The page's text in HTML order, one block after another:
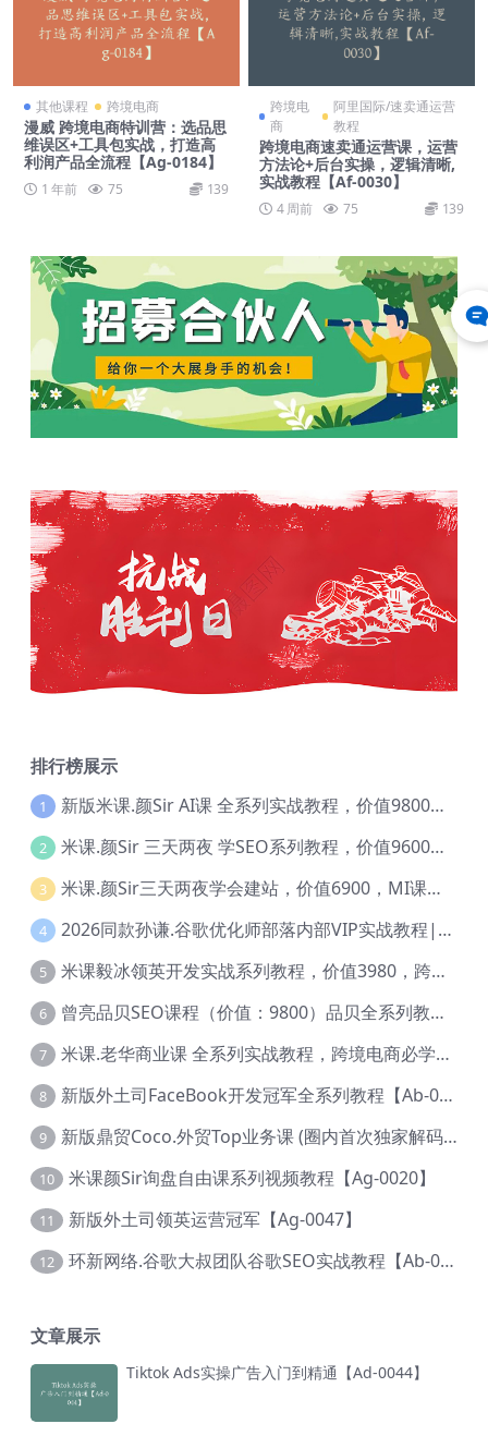
其他课程 跨境电商
漫威 跨境电商特训营：选品思
维误区+工具包实战，打造高
利润产品全流程【Ag-0184】
1 年前 75 139
跨境电
商
阿里国际/速卖通运营
教程
跨境电商速卖通运营课，​运营
方法论+后台实操，逻辑清晰,
实战教程【Af-0030】
4 周前 75 139
排行榜展示
1 新版米课.颜Sir AI课 全系列实战教程，价值9800，跨境首选！【Ag-0052】
2 米课.颜Sir 三天两夜 学SEO系列教程，价值9600元，跨境人都在学 【Ag-0056】
3 米课.颜Sir三天两夜学会建站，价值6900，MI课甄选课程 【Ag-0055】
4 2026同款孙谦.谷歌优化师部落内部VIP实战教程|价值4999元全网独家解码（官方报名版本）【@034】
5 米课毅冰领英开发实战系列教程，价值3980，跨境必选【Ag-0049】
6 曾亮品贝SEO课程（价值：9800）品贝全系列教程 【Ab-0022】
7 米课.老华商业课 全系列实战教程，跨境电商必学，价值16900元【Ag-0053】
8 新版外土司FaceBook开发冠军全系列教程【Ab-0021】
9 新版鼎贸Coco.外贸Top业务课 (圈内首次独家解码|460节课)【Ag-0091】
10 米课颜Sir询盘自由课系列视频教程【Ag-0020】
11 新版外土司领英运营冠军【Ag-0047】
12 环新网络.谷歌大叔团队谷歌SEO实战教程【Ab-0024】
文章展示
Tiktok Ads实操广告入门到精通【Ad-0044】